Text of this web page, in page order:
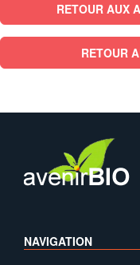
RETOUR AUX
RETOUR
NAVIGATION